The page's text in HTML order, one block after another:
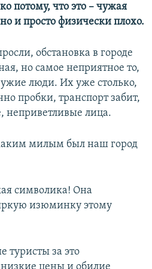
потому, что это – чужая
и просто физически плохо.
обстановка в городе
но самое неприятное то,
люди. Их уже столько,
пробки, транспорт забит,
неприветливые лица.
милым был наш город
символика! Она
изюминку этому
туристы за это
цены и обилие